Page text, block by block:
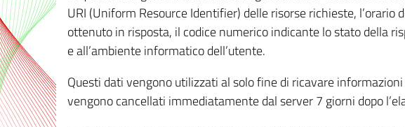
URI (Uniform Resource Identifier) delle risorse richieste,
ottenuto in risposta, il codice numerico indicante lo stato della
e all’ambiente informatico dell’utente.
Questi dati vengono utilizzati al solo fine di ricavare
vengono cancellati immediatamente dal server 7 giorni dopo